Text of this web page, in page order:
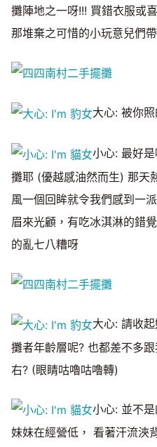
攤陣地之一呀!!! 買錯衣服或
那堆棄之可惜的小玩意兒們
大心: 被你
小心: 最好
攤耶 (優越感油然而生) 那天
風一個回眸就令我們感到一
眉來光顧，有吃冰淇淋的錯
的亂七八糟呀
大心: 請收
攤者年齡層呢? 也都差不多
右? (眼睛咕嚕咕嚕轉)
小心: 並不
妹妹在經營低， 看著汗流浹